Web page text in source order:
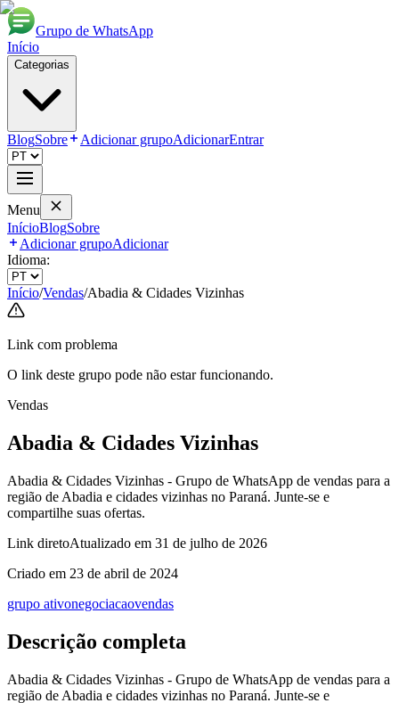
Grupo de WhatsApp
Início
Categorias
BlogSobre Adicionar grupoAdicionarEntrar
Menu
InícioBlogSobre
Adicionar grupoAdicionar
Idioma:
Início/Vendas/Abadia & Cidades Vizinhas
Link com problema
O link deste grupo pode não estar funcionando.
Vendas
Abadia & Cidades Vizinhas
Abadia & Cidades Vizinhas - Grupo de WhatsApp de vendas para a
região de Abadia e cidades vizinhas no Paraná. Junte-se e
compartilhe suas ofertas.
Link diretoAtualizado em 31 de julho de 2026
Criado em 23 de abril de 2024
grupo ativonegociacaovendas
Descrição completa
Abadia & Cidades Vizinhas - Grupo de WhatsApp de vendas para a
região de Abadia e cidades vizinhas no Paraná. Junte-se e